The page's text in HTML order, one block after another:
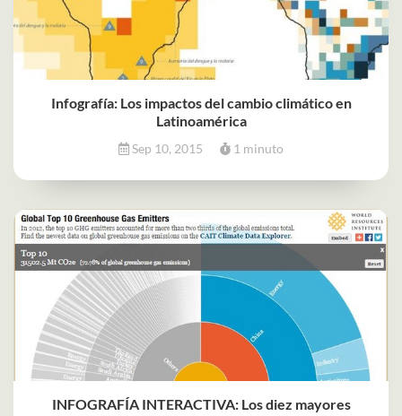
Infografía: Los impactos del cambio climático en
Latinoamérica
Sep 10, 2015 1 minuto
INFOGRAFÍA INTERACTIVA: Los diez mayores